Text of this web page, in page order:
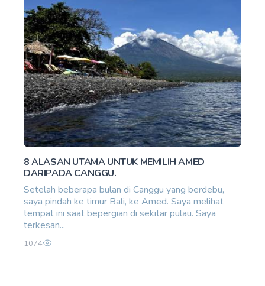
8 ALASAN UTAMA UNTUK MEMILIH AMED
DARIPADA CANGGU.
Setelah beberapa bulan di Canggu yang berdebu,
saya pindah ke timur Bali, ke Amed. Saya melihat
tempat ini saat bepergian di sekitar pulau. Saya
terkesan...
1074